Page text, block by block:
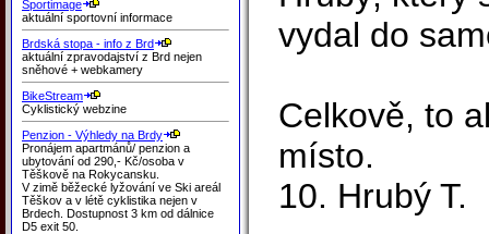
Sportimage
aktuální sportovní informace
Brdská stopa - info z Brd
aktuální zpravodajství z Brd nejen
sněhové + webkamery
BikeStream
Cyklistický webzine
Penzion - Výhledy na Brdy
Pronájem apartmánů/ penzion a
ubytování od 290,- Kč/osoba v
Těškově na Rokycansku.
V zimě běžecké lyžování ve Ski areál
Těškov a v létě cyklistika nejen v
Brdech. Dostupnost 3 km od dálnice
D5 exit 50.
vydal do
Celkově, to
místo.
10. Hrubý T.